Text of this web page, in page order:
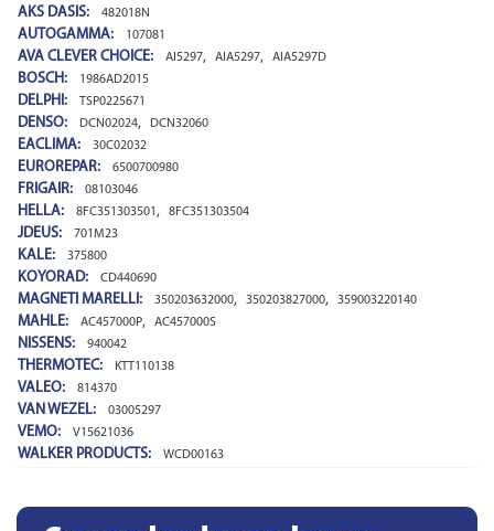
AKS DASIS: 482018N
AUTOGAMMA: 107081
AVA CLEVER CHOICE: AI5297, AIA5297, AIA5297D
BOSCH: 1986AD2015
DELPHI: TSP0225671
DENSO: DCN02024, DCN32060
EACLIMA: 30C02032
EUROREPAR: 6500700980
FRIGAIR: 08103046
HELLA: 8FC351303501 , 8FC351303504
JDEUS: 701M23
KALE: 375800
KOYORAD: CD440690
MAGNETI MARELLI: 350203632000, 350203827000, 359003220140
MAHLE: AC457000P, AC457000S
NISSENS: 940042
THERMOTEC: KTT110138
VALEO: 814370
VAN WEZEL: 03005297
VEMO: V15621036
WALKER PRODUCTS: WCD00163